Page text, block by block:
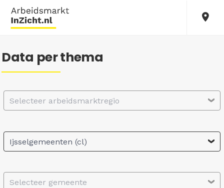
Data per thema
Selecteer arbeidsmarktregio
Ijsselgemeenten (cl)
Selecteer gemeente